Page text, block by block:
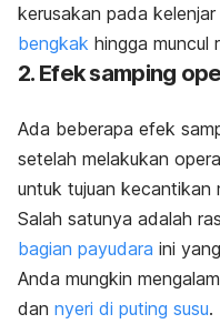
kerusakan pada
bengkak hingga muncul
2. Efek samping
Ada beberapa efek
setelah melakukan
untuk tujuan kecantikan
Salah satunya adalah
bagian payudara ini
Anda mungkin
dan nyeri di puting susu.